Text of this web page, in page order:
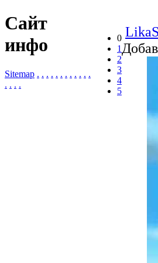
Сайт
инфо
Sitemap . . . . . . . . . . . .
. . . .
0
1
2
3
4
5